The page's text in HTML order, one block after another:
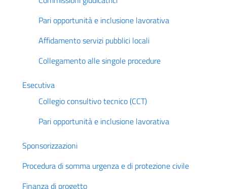
Pari opportunità e inclusione lavorativa
Affidamento servizi pubblici locali
Collegamento alle singole procedure
Esecutiva
Collegio consultivo tecnico (CCT)
Pari opportunità e inclusione lavorativa
Sponsorizzazioni
Procedura di somma urgenza e di protezione civile
Finanza di progetto